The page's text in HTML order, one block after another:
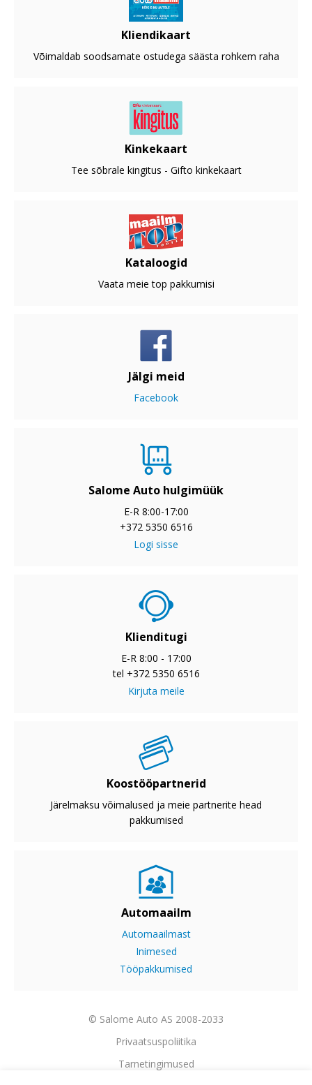
Kliendikaart
Võimaldab soodsamate ostudega säästa rohkem raha
Kinkekaart
Tee sõbrale kingitus - Gifto kinkekaart
Kataloogid
Vaata meie top pakkumisi
Jälgi meid
Facebook
Salome Auto hulgimüük
E-R 8:00-17:00
+372 5350 6516
Logi sisse
Klienditugi
E-R 8:00 - 17:00
tel +372 5350 6516
Kirjuta meile
Koostööpartnerid
Järelmaksu võimalused ja meie partnerite head
pakkumised
Automaailm
Automaailmast
Inimesed
Tööpakkumised
© Salome Auto AS 2008-2033
Privaatsuspoliitika
Tarnetingimused